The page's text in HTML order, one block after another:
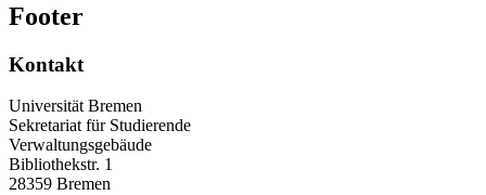
Footer
Kontakt
Universität Bremen
Sekretariat für Studierende
Verwaltungsgebäude
Bibliothekstr. 1
28359 Bremen